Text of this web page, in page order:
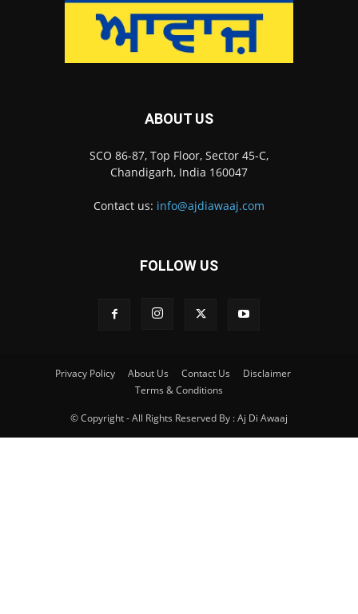
ABOUT US
SCO 86-87, Top Floor, Sector 45-C,
Chandigarh, India 160047
Contact us: info@ajdiawaaj.com
FOLLOW US
Privacy Policy About Us Contact Us
Disclaimer
Terms & Conditions
© Copyright - All Rights Reserved By : Aj Di Awaaj